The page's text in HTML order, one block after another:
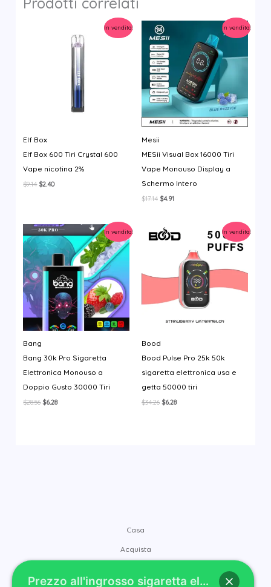
In vendita!
Elf Box
Elf Box 600 Tiri Crystal 600
Vape nicotina 2%
$9.14Il
$2.40Il
In vendita!
Mesii
MESii Visual Box 16000 Tiri
Vape Monouso Display a
Schermo Intero
$17.14 Il
$17.14.
$4.91Il
$4.91.
In vendita!
Bang
Bang 30k Pro Sigaretta
Elettronica Monouso a
Doppio Gusto 30000 Tiri
$28.56Il
$6.28Il
In vendita!
Bood
Bood Pulse Pro 25k 50k
sigaretta elettronica usa e
getta 50000 tiri
$34.26 Il
$6.28Il
Casa
Acquista
Prezzo all'ingrosso sigaretta elettronica